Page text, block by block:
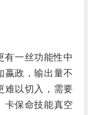
有一丝功能性中
嬴政，输出量不
难以切入，需要
卡保命技能真空